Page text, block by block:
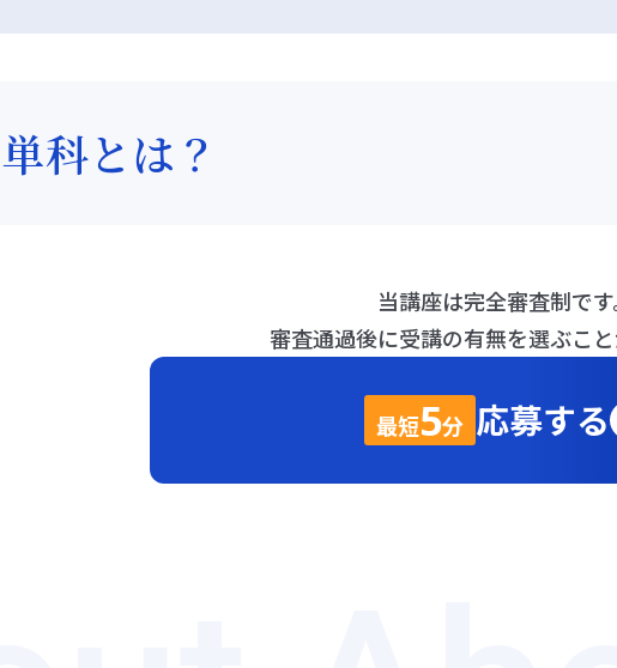
科とは？
ナノ単
実
ルを
え
当講座は完全審査制です
審査通過後に受講の有無を選ぶこと
最短5分 応募する